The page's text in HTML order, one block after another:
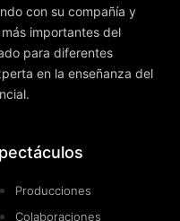
con su compañía y
importantes del
para diferentes
en la enseñanza del
Producciones
Colaboraciones